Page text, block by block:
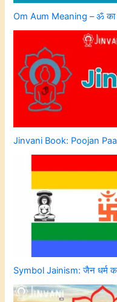
Om Aum Meaning – ॐ का
Jinvani Book: Poojan
Symbol Jainism: जैन धर्म